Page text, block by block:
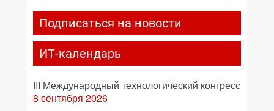
Подписаться на новости
ИТ-календарь
III Международный технологический конгресс
8 сентября 2026